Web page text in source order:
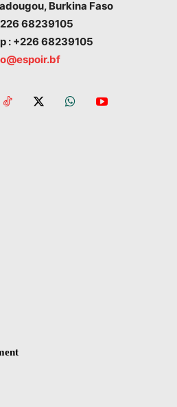
Burkina Faso
68239105
: +226 68239105